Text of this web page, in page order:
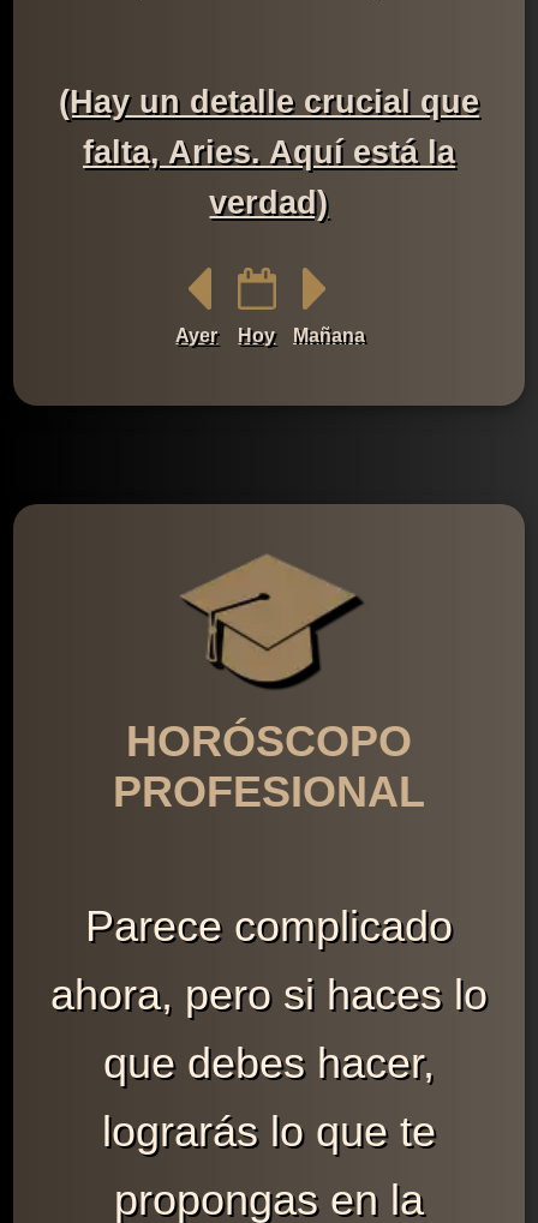
(Hay un detalle crucial que
falta, Aries. Aquí está la
verdad)
Ayer Hoy Mañana
HORÓSCOPO
PROFESIONAL
Parece complicado
ahora, pero si haces lo
que debes hacer,
lograrás lo que te
propongas en la